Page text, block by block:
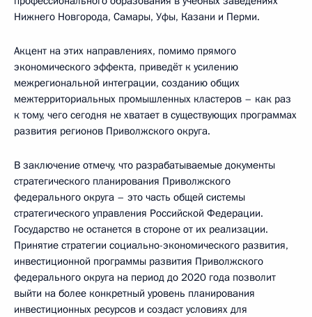
Нижнего Новгорода, Самары, Уфы, Казани и Перми.
Акцент на этих направлениях, помимо прямого
экономического эффекта, приведёт к усилению
межрегиональной интеграции, созданию общих
межтерриториальных промышленных кластеров – как раз
к тому, чего сегодня не хватает в существующих программах
развития регионов Приволжского округа.
В заключение отмечу, что разрабатываемые документы
стратегического планирования Приволжского
федерального округа – это часть общей системы
стратегического управления Российской Федерации.
Государство не останется в стороне от их реализации.
Принятие стратегии социально-экономического развития,
инвестиционной программы развития Приволжского
федерального округа на период до 2020 года позволит
выйти на более конкретный уровень планирования
инвестиционных ресурсов и создаст условиях для